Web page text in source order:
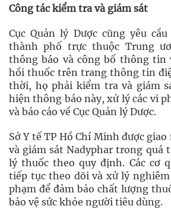
Công tác kiểm tra và giám sát
Cục Quản lý Dược cũng yêu
thành phố trực thuộc Trung
thông báo và công bố thông tin
hồi thuốc trên trang thông tin
thời, họ phải kiểm tra và giám
hiện thông báo này, xử lý các vi
và báo cáo về Cục Quản lý Dược.
Sở Y tế TP Hồ Chí Minh được
và giám sát Nadyphar trong quá
lý thuốc theo quy định. Các cơ
tiếp tục theo dõi và xử lý
phạm để đảm bảo chất lượng
bảo vệ sức khỏe người tiêu dùng.